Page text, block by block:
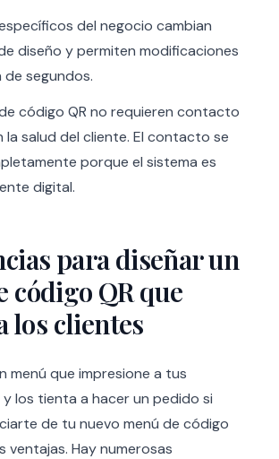
del negocio cambian
diseño y permiten modificaciones
segundos.
código QR no requieren contacto
la salud del cliente. El contacto se
porque el sistema es
digital.
para diseñar un
código QR que
los clientes
menú que impresione a tus
los tienta a hacer un pedido si
de tu nuevo menú de código
ventajas. Hay numerosas